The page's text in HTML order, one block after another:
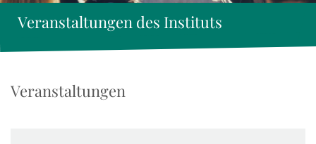
Veranstaltungen des Instituts
Veranstaltungen